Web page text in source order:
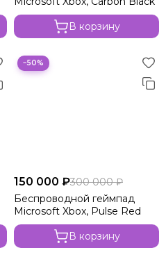
В корзину
−50%
150 000 ₽300 000 ₽
Беспроводной геймпад
Microsoft Xbox, Pulse Red
В корзину